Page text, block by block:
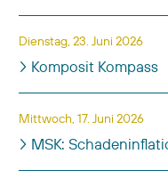
Dienstag, 23. Juni 2026
Komposit Kompass
Mittwoch, 17. Juni 2026
MSK: